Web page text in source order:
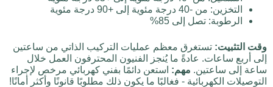
التخزين: من -40 درجة مئوية إلى +90 درجة مئوية
الرطوبة: تصل إلى 85%
وقت التثبيت: تستغرق معظم عمليات التركيب الذاتي من ساعتين
إلى أربع ساعات. عادةً ما يُنجز الفنيون المحترفون العمل خلال
ساعة إلى ساعتين. مهم: استعن دائمًا بفني كهربائي مرخص لإجراء
التوصيلات الكهربائية - فغالبًا ما يكون ذلك مطلوبًا قانونًا وأكثر أمانًا!